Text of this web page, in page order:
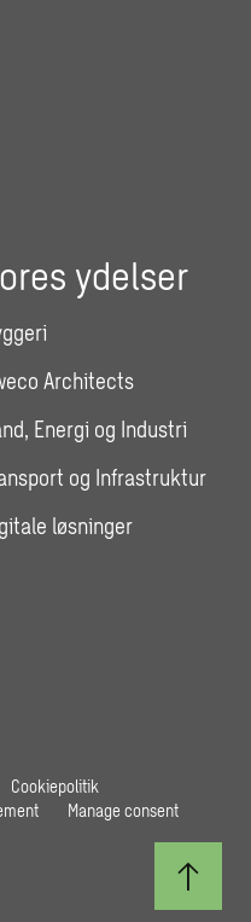
ydelser
Architects
Energi og Industri
og Infrastruktur
løsninger
Cookiepolitik
Manage consent